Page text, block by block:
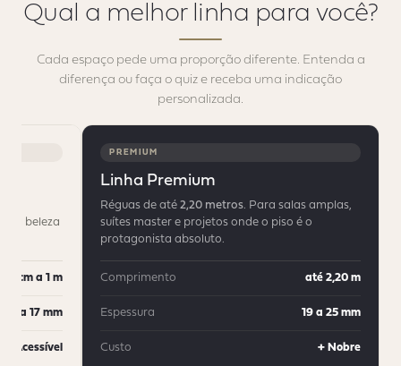
Qual a melhor linha para você?
Cada espaço pede uma proporção diferente. Entenda a
diferença ou faça o quiz e receba uma indicação
personalizada.
a beleza
30 cm a 1 m
12 a 17 mm
+ Acessível
PREMIUM
Linha Premium
Réguas de até2,20 metros. Para salas amplas,
suítes master e projetos onde o piso é o
protagonista absoluto.
Comprimento até 2,20 m
Espessura 19 a 25 mm
Custo + Nobre